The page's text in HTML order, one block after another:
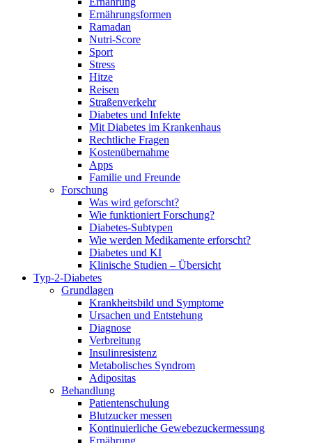
Ernährungsformen
Ramadan
Nutri-Score
Sport
Stress
Hitze
Reisen
Straßenverkehr
Diabetes und Infekte
Mit Diabetes im Krankenhaus
Rechtliche Fragen
Kostenübernahme
Apps
Familie und Freunde
Forschung
Was wird geforscht?
Wie funktioniert Forschung?
Diabetes-Subtypen
Wie werden Medikamente erforscht?
Diabetes und KI
Klinische Studien – Übersicht
Typ-2-Diabetes
Grundlagen
Krankheitsbild und Symptome
Ursachen und Entstehung
Diagnose
Verbreitung
Insulinresistenz
Metabolisches Syndrom
Adipositas
Behandlung
Patientenschulung
Blutzucker messen
Kontinuierliche Gewebezuckermessung
Ernährung